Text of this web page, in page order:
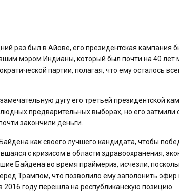
раз был в Айове, его президентская кампания
мэром Индианы, который был почти на 40 лет
партии, полагая, что ему осталось
дугу его третьей президентской
предварительных выборах, но его затмили
закончили деньги.
как своего лучшего кандидата, чтобы
с кризисом в области здравоохранения,
Байдена во время праймериз, исчезли,
Трампом, что позволило ему заполонить
2016 году перешла на республиканскую позицию. .